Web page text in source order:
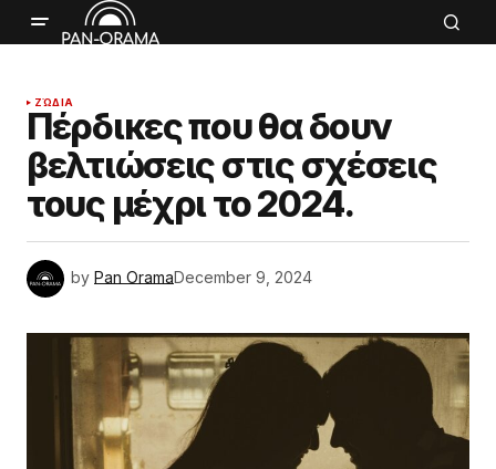
ΖΏΔΙΑ
Πέρδικες που θα δουν
βελτιώσεις στις σχέσεις
τους μέχρι το 2024.
by Pan OramaDecember 9, 2024